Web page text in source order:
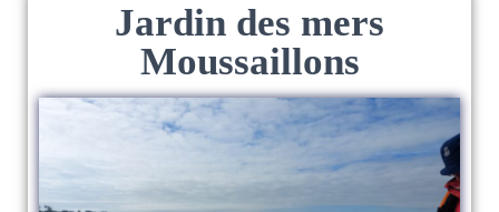
Jardin des mers
Moussaillons